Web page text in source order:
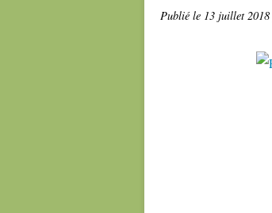
Publié le 13 juillet 2018